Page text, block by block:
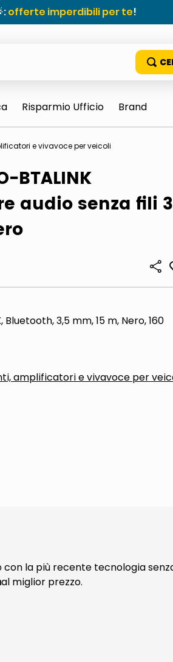
offerte imperdibili per te!
Risparmio Ufficio Brand
e vivavoce per veicoli
BTALINK
audio senza fili
Bluetooth, 3,5 mm, 15 m, Nero, 160
amplificatori e vivavoce per
con la più recente tecnologia
al miglior prezzo.